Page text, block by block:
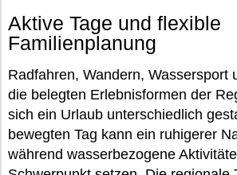
Aktive Tage und flexible
Familienplanung
Radfahren, Wandern, Wassersport
die belegten Erlebnisformen der
sich ein Urlaub unterschiedlich
bewegten Tag kann ein ruhigerer
während wasserbezogene